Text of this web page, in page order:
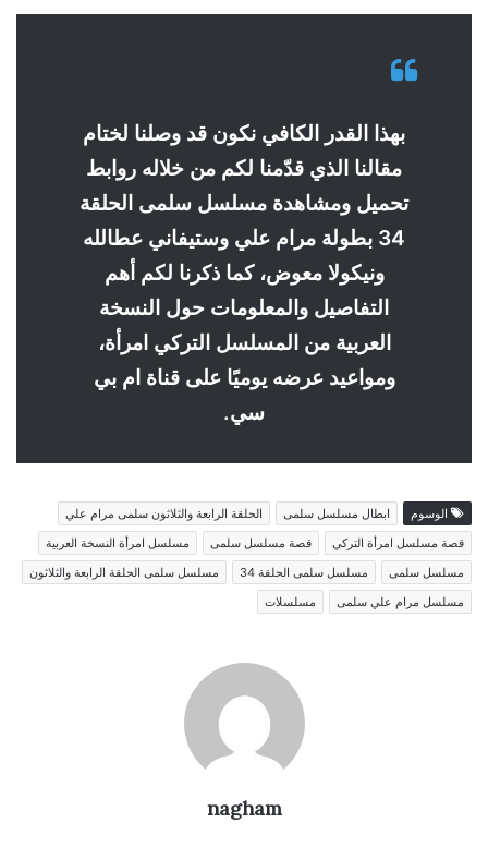
بهذا القدر الكافي نكون قد وصلنا لختام
مقالنا الذي قدّمنا لكم من خلاله روابط
تحميل ومشاهدة مسلسل سلمى الحلقة
34 بطولة مرام علي وستيفاني عطالله
ونيكولا معوض، كما ذكرنا لكم أهم
التفاصيل والمعلومات حول النسخة
العربية من المسلسل التركي امرأة،
ومواعيد عرضه يوميًا على قناة ام بي
سي.
الوسوم ابطال مسلسل سلمى
الحلقة الرابعة والثلاثون سلمى مرام علي
قصة مسلسل امرأة التركي
قصة مسلسل سلمى
مسلسل امرأة النسخة العربية
مسلسل سلمى
مسلسل سلمى الحلقة 34
مسلسل سلمى الحلقة الرابعة والثلاثون
مسلسل مرام علي سلمى
مسلسلات
nagham